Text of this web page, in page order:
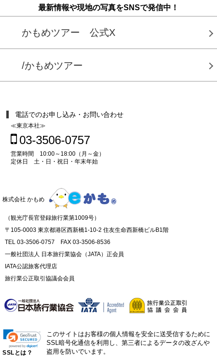
最新情報や現地の写真をSNSで発信中！
かもめツアー 公式X
/かもめツアー
電話でのお申し込み・お問い合わせ
≪東京本社≫
03-3506-0757
営業時間 10:00～18:00（月～金）
定休日 土・日・祝日・年末年始
株式会社 かもめ
（観光庁長官登録旅行業第1009号）
〒105-0003 東京都港区西新橋1-10-2 住友生命西新橋ビルB1階
TEL 03-3506-0757 FAX 03-3506-8536
一般社団法人 日本旅行業協会（JATA）正会員
IATA公認旅客代理店
旅行業公正取引協議会会員
SSLとは？
このサイトはお客様の個人情報を安全に送受信するために
SSL暗号化通信を利用し、第三者によるデータの改ざんや
盗用を防いでいます。